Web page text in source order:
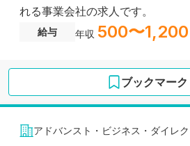
れる事業会社の求人です。
給与 年収 500〜1,200
ブックマーク
アドバンスト・ビジネス・ダイレ